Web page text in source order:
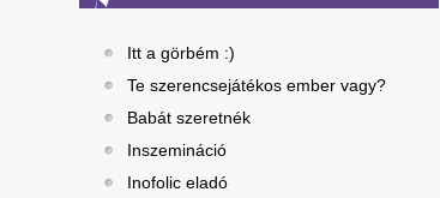
Itt a görbém :)
Te szerencsejátékos ember vagy?
Babát szeretnék
Inszemináció
Inofolic eladó